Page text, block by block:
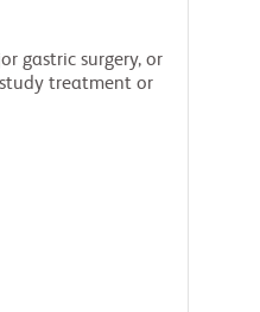
gastric surgery, or
treatment or